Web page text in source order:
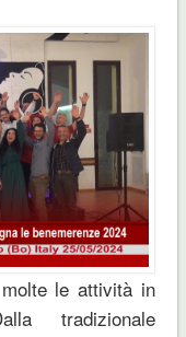
le attività in
tradizionale